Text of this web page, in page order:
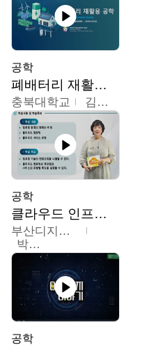
공학
폐배터리 재활용 공학
충북대학교 김영재,최진섭,한성수,한요셉,윤문수,박유세,강동우,박민준,이동주,조채용
공학
클라우드 인프라 구축 및 활용
부산디지털대학교
박수현
공학